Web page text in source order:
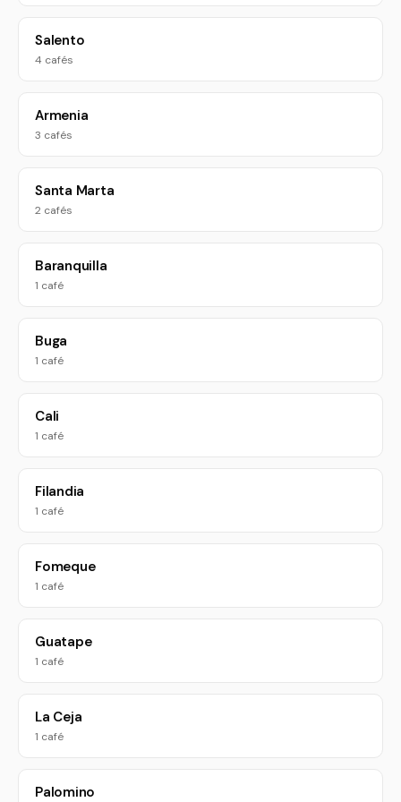
Salento
4 cafés
Armenia
3 cafés
Santa Marta
2 cafés
Baranquilla
1 café
Buga
1 café
Cali
1 café
Filandia
1 café
Fomeque
1 café
Guatape
1 café
La Ceja
1 café
Palomino